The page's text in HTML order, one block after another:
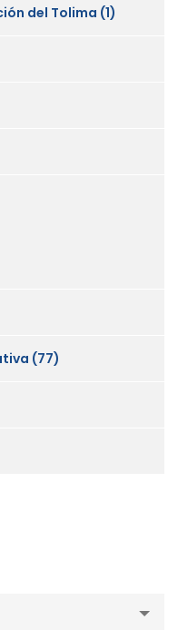
del Tolima (1)
(77)